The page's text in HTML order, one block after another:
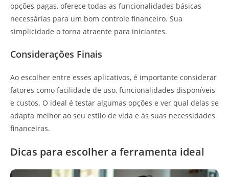
opções pagas, oferece todas as funcionalidades básicas
necessárias para um bom controle financeiro. Sua
simplicidade o torna atraente para iniciantes.
Considerações Finais
Ao escolher entre esses aplicativos, é importante considerar
fatores como facilidade de uso, funcionalidades disponíveis
e custos. O ideal é testar algumas opções e ver qual delas se
adapta melhor ao seu estilo de vida e às suas necessidades
financeiras.
Dicas para escolher a ferramenta ideal